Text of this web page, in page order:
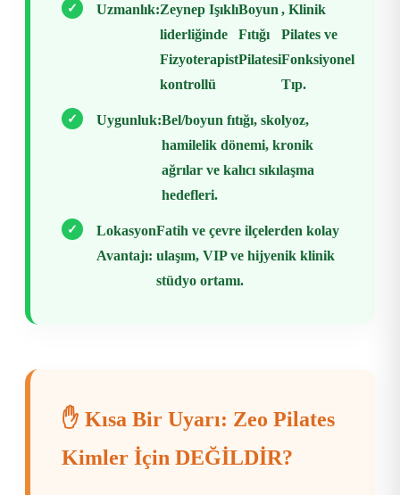
✓ Uzmanlık:Zeynep Işıklı
liderliğinde
Fizyoterapist
kontrollü
Boyun
Fıtığı
Pilatesi
, Klinik
Pilates ve
Fonksiyonel
Tıp.
✓ Uygunluk:Bel/boyun fıtığı, skolyoz,
hamilelik dönemi, kronik
ağrılar ve kalıcı sıkılaşma
hedefleri.
✓
Lokasyon
Avantajı:
Fatih ve çevre ilçelerden kolay
ulaşım, VIP ve hijyenik klinik
stüdyo ortamı.
✋ Kısa Bir Uyarı: Zeo Pilates
Kimler İçin DEĞİLDİR?